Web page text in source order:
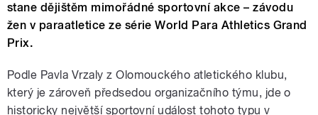
stane dějištěm mimořádné sportovní akce – závodu
žen v paraatletice ze série World Para Athletics Grand
Prix.
Podle Pavla Vrzaly z Olomouckého atletického klubu,
který je zároveň předsedou organizačního týmu, jde o
historicky největší sportovní událost tohoto typu v